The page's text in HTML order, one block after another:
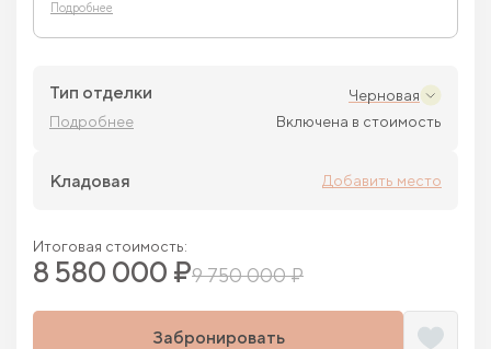
Подробнее
Тип отделки
Черновая
Подробнее
Включена в стоимость
Кладовая Добавить место
Итоговая стоимость:
8 580 000 ₽9 750 000 ₽
Забронировать